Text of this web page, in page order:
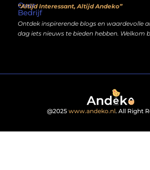
Over
Bedrijf
“Altijd Interessant, Altijd Andeko”
Ontdek inspirerende blogs en waardevolle
dag iets nieuws te bieden hebben. Welkom
@2025 www.andeko.nl. All Right